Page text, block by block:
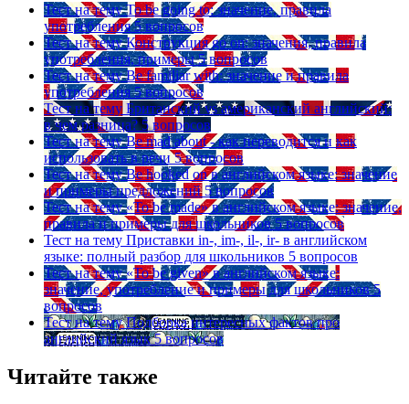
Тест на тему To be going to: значение, правила
употребления 5 вопросов
Тест на тему Конструкция go on: значения, правила
употребления, примеры 5 вопросов
Тест на тему Be familiar with: значение и правила
употребления 5 вопросов
Тест на тему Британский vs американский английский:
в чем разница? 5 вопросов
Тест на тему Be mad about - как переводится и как
использовать в речи 5 вопросов
Тест на тему Be hooked on в английском языке: значение
и примеры предложений 5 вопросов
Тест на тему «To be made» в английском языке: значение,
правила и примеры для школьников 5 вопросов
Тест на тему Приставки in-, im-, il-, ir- в английском
языке: полный разбор для школьников 5 вопросов
Тест на тему «To be given» в английском языке:
значение, употребление и примеры для школьников 5
вопросов
Тест на тему Подборка интересных фактов про
английский язык 5 вопросов
Читайте также